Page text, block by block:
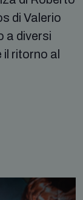
di Valerio
a diversi
ritorno al